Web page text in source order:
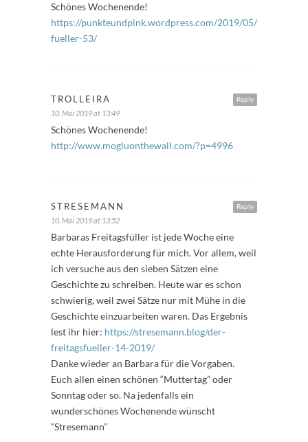
Schönes Wochenende!
https://punkteundpink.wordpress.com/2019/05/10/freitags-
fueller-53/
Reply
TROLLEIRA
10. Mai 2019 at 13:49
Schönes Wochenende!
http://www.mogluonthewall.com/?p=4996
Reply
STRESEMANN
10. Mai 2019 at 13:52
Barbaras Freitagsfüller ist jede Woche eine
echte Herausforderung für mich. Vor allem, weil
ich versuche aus den sieben Sätzen eine
Geschichte zu schreiben. Heute war es schon
schwierig, weil zwei Sätze nur mit Mühe in die
Geschichte einzuarbeiten waren. Das Ergebnis
lest ihr hier: https://stresemann.blog/der-
freitagsfueller-14-2019/
Danke wieder an Barbara für die Vorgaben.
Euch allen einen schönen “Muttertag” oder
Sonntag oder so. Na jedenfalls ein
wunderschönes Wochenende wünscht
“Stresemann”